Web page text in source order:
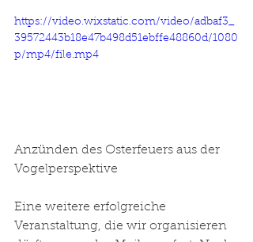
https://video.wixstatic.com/video/adbaf3_
39572443b18e47b498d51ebffe48860d/1080
p/mp4/file.mp4
Anzünden des Osterfeuers aus der
Vogelperspektive
Eine weitere erfolgreiche
Veranstaltung, die wir organisieren